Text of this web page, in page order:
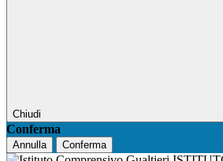
Chiudi
Conferma
Annulla Conferma